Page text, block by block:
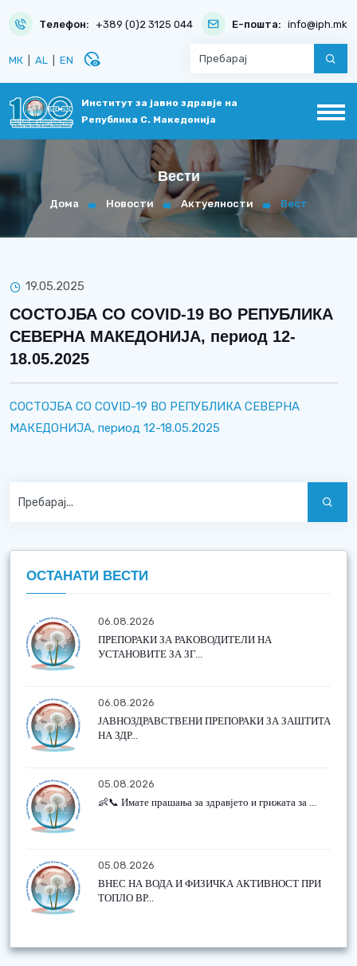
Телефон: +389 (0)2 3125 044 Е-пошта: info@iph.mk
МК AL EN disabled_visible
Институт за јавно здравје на
Република С. Македонија
Вести
Дома Новости Актуелности Вест
19.05.2025
СОСТОЈБА СО COVID-19 ВО РЕПУБЛИКА
СЕВЕРНА МАКЕДОНИЈА, период 12-
18.05.2025
СОСТОЈБА СО COVID-19 ВО РЕПУБЛИКА СЕВЕРНА
МАКЕДОНИЈА, период 12-18.05.2025
ОСТАНАТИ ВЕСТИ
06.08.2026
ПРЕПОРАКИ ЗА РАКОВОДИТЕЛИ НА
УСТАНОВИТЕ ЗА ЗГ...
06.08.2026
ЈАВНОЗДРАВСТВЕНИ ПРЕПОРАКИ ЗА ЗАШТИТА
НА ЗДР...
05.08.2026
👶📞 Имате прашања за здравјето и грижата за ...
05.08.2026
ВНЕС НА ВОДА И ФИЗИЧКА АКТИВНОСТ ПРИ
ТОПЛО ВР...